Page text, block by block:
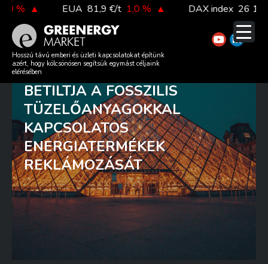
Skip
content
▲ EUA 81,9 €/t 1,0 % ▲ DAX index 26 140,13
Hosszú távú emberi és üzleti kapcsolatokat építünk
azért, hogy kölcsönösen segítsük egymást céljaink
elérésében
FRANCIAORSZÁG ELSŐ
EURÓPAI ORSZÁGKÉNT
BETILTJA A FOSSZILIS
TÜZELŐANYAGOKKAL
KAPCSOLATOS
ENERGIATERMÉKEK
REKLÁMOZÁSÁT